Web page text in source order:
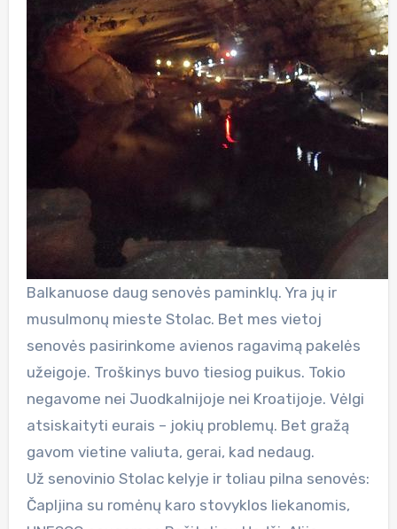
Balkanuose daug senovės paminklų. Yra jų ir
musulmonų mieste Stolac. Bet mes vietoj
senovės pasirinkome avienos ragavimą pakelės
užeigoje. Troškinys buvo tiesiog puikus. Tokio
negavome nei Juodkalnijoje nei Kroatijoje. Vėlgi
atsiskaityti eurais – jokių problemų. Bet gražą
gavom vietine valiuta, gerai, kad nedaug.
Už senovinio Stolac kelyje ir toliau pilna senovės:
Čapljina su romėnų karo stovyklos liekanomis,